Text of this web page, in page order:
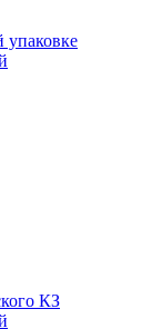
упаковке
КЗ